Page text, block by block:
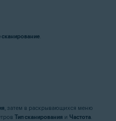
, затем в раскрывающихся меню
Тип сканирования и Частота